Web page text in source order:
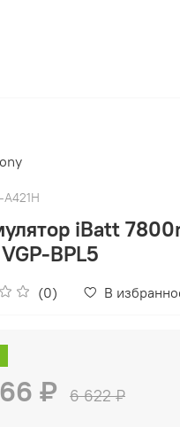
A421H
iBatt
BPL5
(0) В
₽ 6 622 ₽